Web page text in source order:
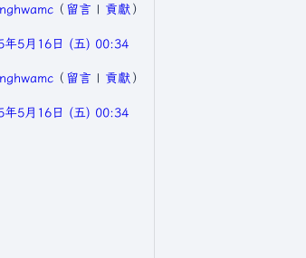
（ 留言 | 貢獻 ）
年5月16日 (五) 00:34
（ 留言 | 貢獻 ）
年5月16日 (五) 00:34